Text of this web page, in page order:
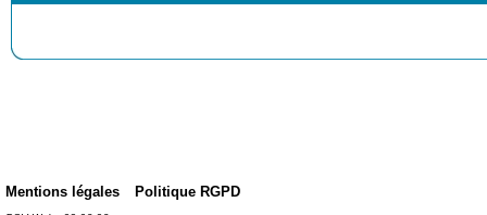
Mentions légales Politique RGPD